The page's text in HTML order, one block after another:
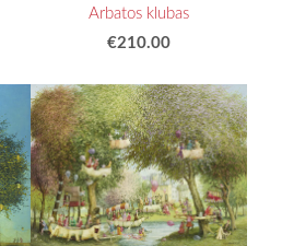
Arbatos klubas
€210.00